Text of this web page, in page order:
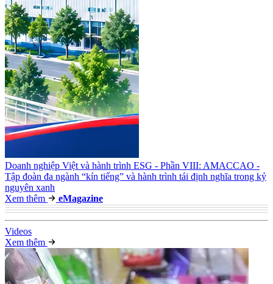
Doanh nghiệp Việt và hành trình ESG - Phần VIII: AMACCAO -
Tập đoàn đa ngành “kín tiếng” và hành trình tái định nghĩa trong kỷ
nguyên xanh
Xem thêm
eMagazine
Videos
Xem thêm